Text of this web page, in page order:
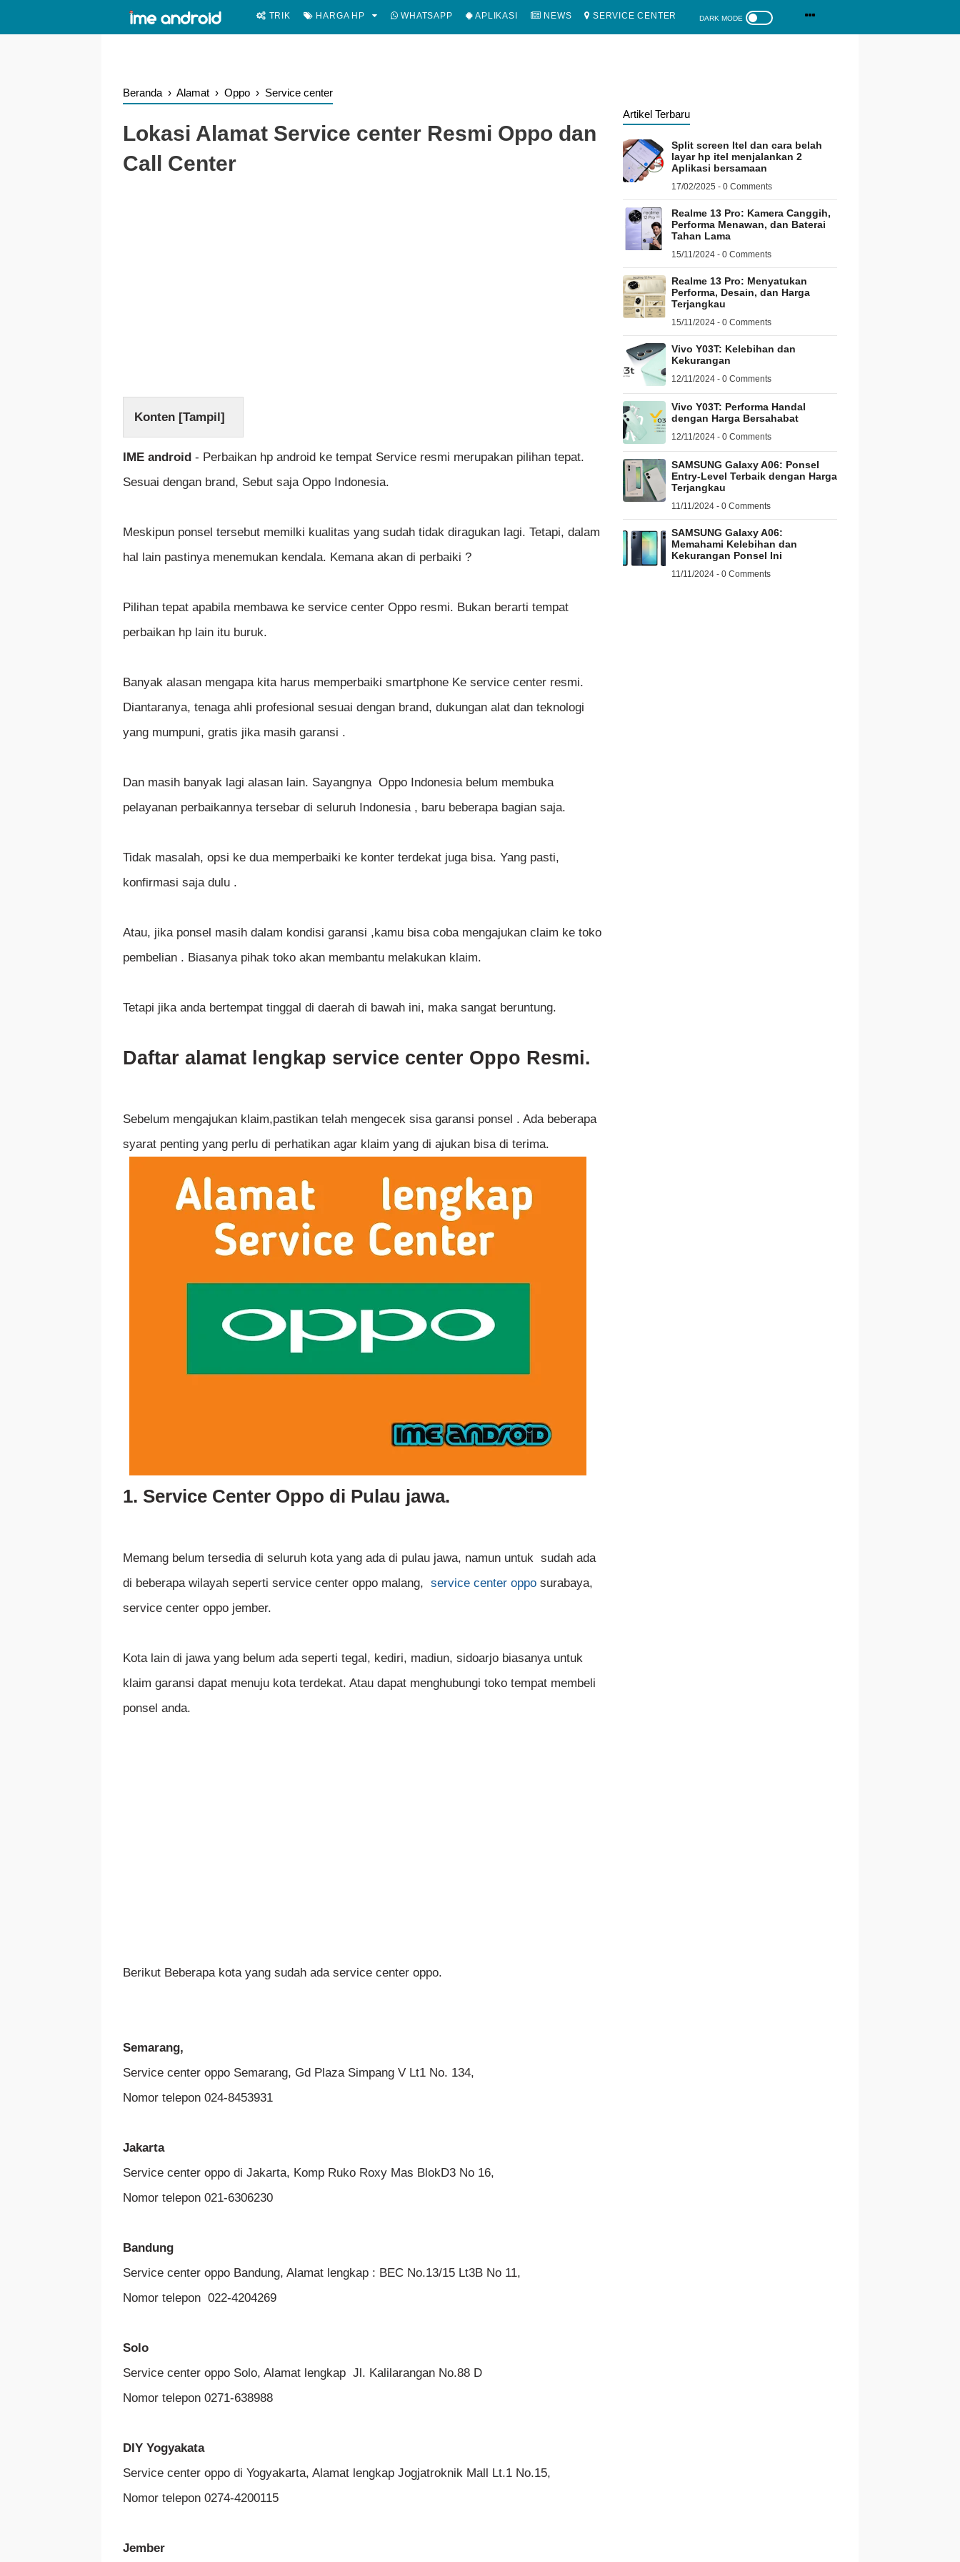
TRIK HARGA HP WHATSAPP APLIKASI NEWS SERVICE CENTER
Beranda › Alamat › Oppo › Service center
Lokasi Alamat Service center Resmi Oppo dan
Call Center
Konten [Tampil]
IME android - Perbaikan hp android ke tempat Service resmi merupakan pilihan tepat.
Sesuai dengan brand, Sebut saja Oppo Indonesia.
Meskipun ponsel tersebut memilki kualitas yang sudah tidak diragukan lagi. Tetapi, dalam
hal lain pastinya menemukan kendala. Kemana akan di perbaiki ?
Pilihan tepat apabila membawa ke service center Oppo resmi. Bukan berarti tempat
perbaikan hp lain itu buruk.
Banyak alasan mengapa kita harus memperbaiki smartphone Ke service center resmi.
Diantaranya, tenaga ahli profesional sesuai dengan brand, dukungan alat dan teknologi
yang mumpuni, gratis jika masih garansi .
Dan masih banyak lagi alasan lain. Sayangnya Oppo Indonesia belum membuka
pelayanan perbaikannya tersebar di seluruh Indonesia , baru beberapa bagian saja.
Tidak masalah, opsi ke dua memperbaiki ke konter terdekat juga bisa. Yang pasti,
konfirmasi saja dulu .
Atau, jika ponsel masih dalam kondisi garansi ,kamu bisa coba mengajukan claim ke toko
pembelian . Biasanya pihak toko akan membantu melakukan klaim.
Tetapi jika anda bertempat tinggal di daerah di bawah ini, maka sangat beruntung.
Daftar alamat lengkap service center Oppo Resmi.
Sebelum mengajukan klaim,pastikan telah mengecek sisa garansi ponsel . Ada beberapa
syarat penting yang perlu di perhatikan agar klaim yang di ajukan bisa di terima.
1. Service Center Oppo di Pulau jawa.
Memang belum tersedia di seluruh kota yang ada di pulau jawa, namun untuk sudah ada
di beberapa wilayah seperti service center oppo malang, service center oppo surabaya,
service center oppo jember.
Kota lain di jawa yang belum ada seperti tegal, kediri, madiun, sidoarjo biasanya untuk
klaim garansi dapat menuju kota terdekat. Atau dapat menghubungi toko tempat membeli
ponsel anda.
Berikut Beberapa kota yang sudah ada service center oppo.
Semarang,
Service center oppo Semarang, Gd Plaza Simpang V Lt1 No. 134,
Nomor telepon 024-8453931
Jakarta
Service center oppo di Jakarta, Komp Ruko Roxy Mas BlokD3 No 16,
Nomor telepon 021-6306230
Bandung
Service center oppo Bandung, Alamat lengkap : BEC No.13/15 Lt3B No 11,
Nomor telepon 022-4204269
Solo
Service center oppo Solo, Alamat lengkap Jl. Kalilarangan No.88 D
Nomor telepon 0271-638988
DIY Yogyakata
Service center oppo di Yogyakarta, Alamat lengkap Jogjatroknik Mall Lt.1 No.15,
Nomor telepon 0274-4200115
Jember
Artikel Terbaru
Split screen Itel dan cara belah
layar hp itel menjalankan 2
Aplikasi bersamaan
17/02/2025 - 0 Comments
Realme 13 Pro: Kamera Canggih,
Performa Menawan, dan Baterai
Tahan Lama
15/11/2024 - 0 Comments
Realme 13 Pro: Menyatukan
Performa, Desain, dan Harga
Terjangkau
15/11/2024 - 0 Comments
Vivo Y03T: Kelebihan dan
Kekurangan
12/11/2024 - 0 Comments
Vivo Y03T: Performa Handal
dengan Harga Bersahabat
12/11/2024 - 0 Comments
SAMSUNG Galaxy A06: Ponsel
Entry-Level Terbaik dengan Harga
Terjangkau
11/11/2024 - 0 Comments
SAMSUNG Galaxy A06:
Memahami Kelebihan dan
Kekurangan Ponsel Ini
11/11/2024 - 0 Comments